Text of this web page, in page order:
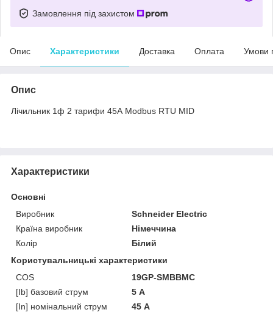
Замовлення під захистом
Опис Характеристики Доставка Оплата Умови
Опис
Лічильник 1ф 2 тарифи 45А Modbus RTU MID
Характеристики
Основні
Виробник
Schneider Electric
Країна виробник
Німеччина
Колір
Білий
Користувальницькі характеристики
COS
19GP-SMBBMC
[Ib] базовий струм
5 А
[In] номінальний струм
45 А